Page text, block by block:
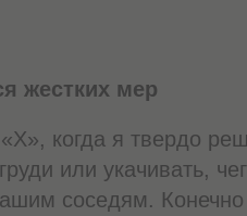
жестких мер
когда я твердо
или укачивать,
соседям.